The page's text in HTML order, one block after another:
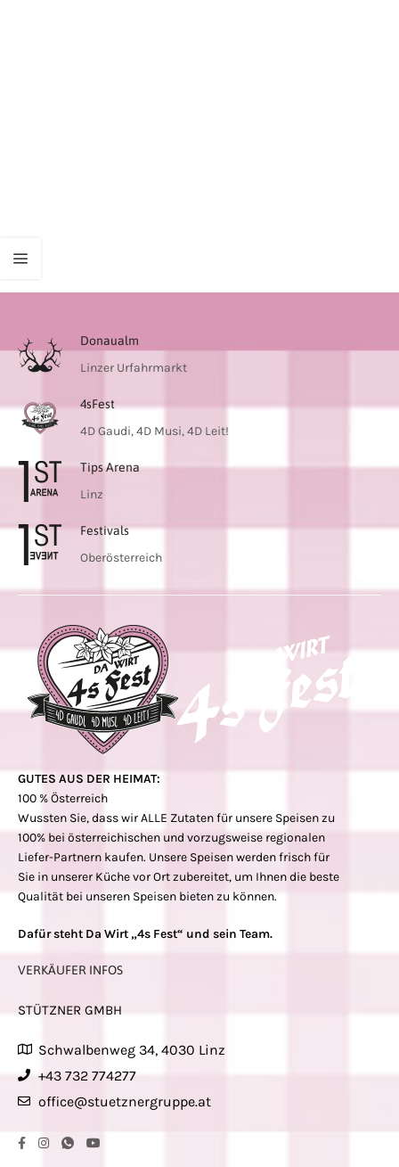
Donaualm
Linzer Urfahrmarkt
4sFest
4D Gaudi, 4D Musi, 4D Leit!
Tips Arena
Linz
Festivals
Oberösterreich
GUTES AUS DER HEIMAT:
100 % Österreich
Wussten Sie, dass wir ALLE Zutaten für unsere Speisen zu
100% bei österreichischen und vorzugsweise regionalen
Liefer-Partnern kaufen. Unsere Speisen werden frisch für
Sie in unserer Küche vor Ort zubereitet, um Ihnen die beste
Qualität bei unseren Speisen bieten zu können.
Dafür steht Da Wirt „4s Fest“ und sein Team.
VERKÄUFER INFOS
STÜTZNER GMBH
Schwalbenweg 34, 4030 Linz
+43 732 774277
office@stuetznergruppe.at